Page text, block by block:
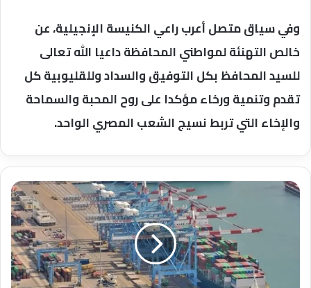
وفي سياق متصل أعرب راعي الكنيسة الإنجيلية، عن
خالص التهنئة لمواطني المحافظة داعيا الله تعالى
للسيد المحافظ بكل التوفيق والسداد وللقليوبية كل
تقدم وتنمية ورخاء مؤكدا على روح المحبة والسماحة
والإخاء التي تربط نسيج الشعب المصري الواحد.
ميناء
سفاجا...